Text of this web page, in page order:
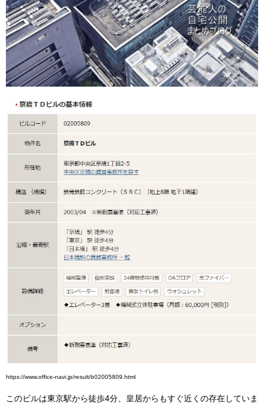
https://www.office-navi.jp/result/b02005809.html
このビルは東京駅から徒歩4分、皇居からもすぐ近くの存在していま